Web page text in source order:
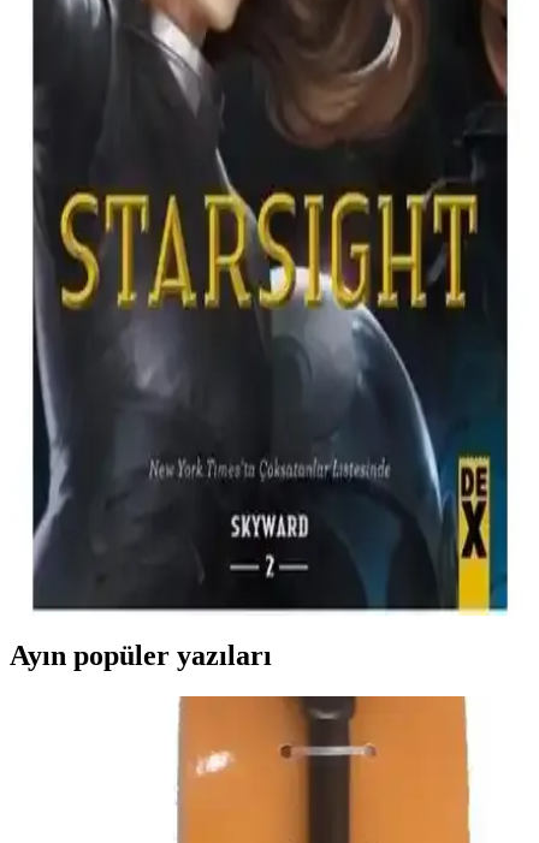
Bu makale, Ada ve Tanrılar ve Canavarlar romanlarının ana
özelliklerini, okuyucu yorumlarını ve karşılaştırmalı analizini
sunarak, okurların tercih yapmasına yardımcı oluyor.
Kralların Çarpışması Kısım- I: George R. R.
Martin’in Epik Fantastik Eseri
Türkçe çevirisiyle sunulan Kralların Çarpışması Kısım- I, savaş,
ihanet ve kahramanlık temalarını işleyen detaylı karakter gelişimiyle
öne çıkan epik bir fantastik roman.
Tılsım 8 Süpernova Kitabı Kazu Kibuishi'nin
Fantastik Macerası ve Çizgi Roman Serisi
Tılsım 8. Kitap - Süpernova, Kazu Kibuishi'nin çizgi roman ve
fantastik kurgu dolu serisinin yeni bölümü. Uzayın derinliklerinde
geçen maceralar, özgün karakterler ve etkileyici çizimlerle dolu,
yüksek kaliteli bir eser.
Starsight - Skyward 2 Brandon Sanderson'un Bilim
Kurgu ve Fantastik Dünyası
Starsight - Skyward 2, genç kahramanların hayalleri ve gerçekler
arasındaki mücadelesini anlatan, detaylı dünya inşası ve güçlü
karakter gelişimiyle öne çıkan bilim kurgu romanıdır.
Ayın popüler yazıları